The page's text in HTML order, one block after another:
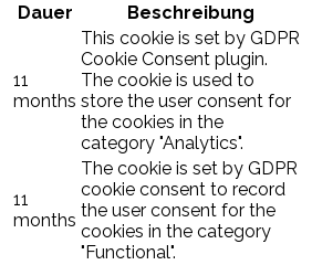
Dauer Beschreibung
11
months
This cookie is set by GDPR
Cookie Consent plugin.
The cookie is used to
store the user consent for
the cookies in the
category "Analytics".
11
months
The cookie is set by GDPR
cookie consent to record
the user consent for the
cookies in the category
"Functional".